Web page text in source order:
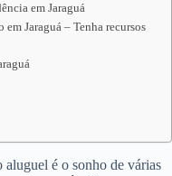
em Jaraguá
Jaraguá – Tenha recursos
é o sonho de várias